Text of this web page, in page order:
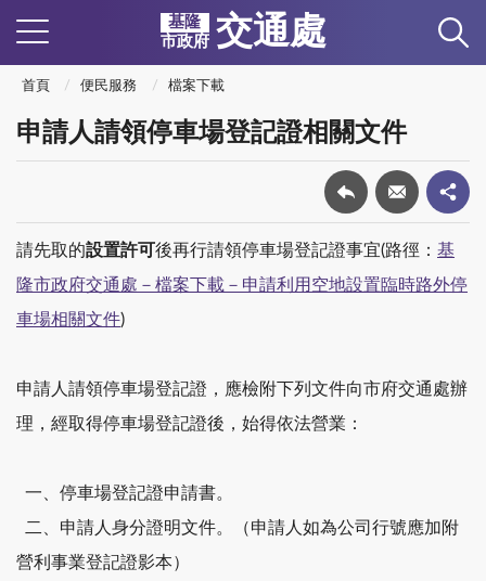
基隆
市政府 交通處
首頁 便民服務 檔案下載
申請人請領停車場登記證相關文件
請先取的設置許可 後再行請領停車場登記證事宜(路徑： 基
隆市政府交通處－檔案下載－申請利用空地設置臨時路外停
車場相關文件)
申請人請領停車場登記證，應檢附下列文件向市府交通處辦
理，經取得停車場登記證後，始得依法營業：
一、停車場登記證申請書。
二、申請人身分證明文件。（申請人如為公司行號應加附
營利事業登記證影本）